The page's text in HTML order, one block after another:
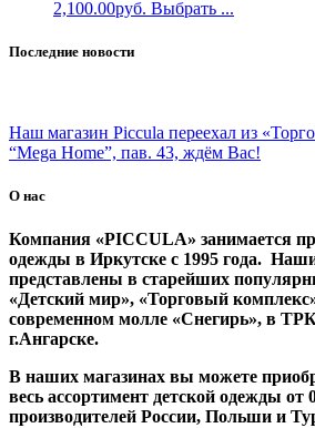
2,100.00руб. Выбрать ...
Последние новости
Наш магазин Piccula переехал из
“Mega Home”, пав. 43, ждём Вас!
О нас
Компания «PICCULA» занимается
одежды в Иркутске с 1995 года.
представлены в старейших
«Детский мир», «Торговый
современном молле «Снегирь», в
г.Ангарске.
В наших магазинах вы можете
весь ассортимент детской одежды от
производителей России, Польши и